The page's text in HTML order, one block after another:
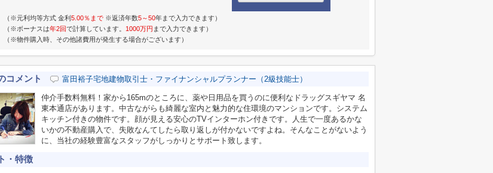
（※元利均等方式 金利5.00％まで ※返済年数5～50年まで入力できます）
（※ボーナスは年2回で計算しています。 1000万円 まで入力できます）
（※物件購入時、その他諸費用が発生する場合がございます）
コメント 富田裕子宅地建物取引士・ファイナンシャルプランナー（2級技能士）
仲介手数料無料！家から165mのところに、薬や日用品を買うのに便利なドラッグスギヤマ 名
東本通店があります。中古ながらも綺麗な室内と魅力的な住環境のマンションです。システム
キッチン付きの物件です。顔が見える安心のTVインターホン付きです。人生で一度あるかな
いかの不動産購入で、失敗なんてしたら取り返しが付かないですよね。そんなことがないよう
に、当社の経験豊富なスタッフがしっかりとサポート致します。
・特徴